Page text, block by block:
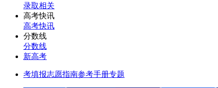
录取相关
高考快讯
高考快讯
分数线
分数线
新高考
考填报志愿指南参考手册专题